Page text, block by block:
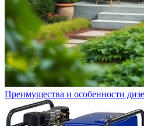
Преимущества и особенности